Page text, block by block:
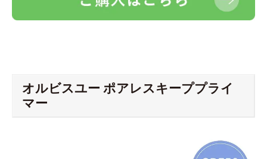
オルビスユー ポアレスキーププライ
マー